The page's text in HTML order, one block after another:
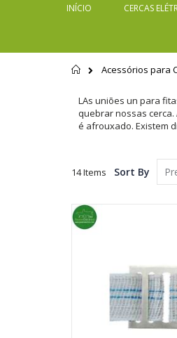
INÍCIO CERCAS
Acessórios para
LAs uniões un para
quebrar nossas
é afrouxado. Existem
14Items Sort By